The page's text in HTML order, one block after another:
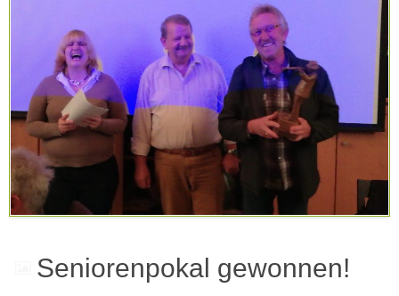
Seniorenpokal gewonnen!